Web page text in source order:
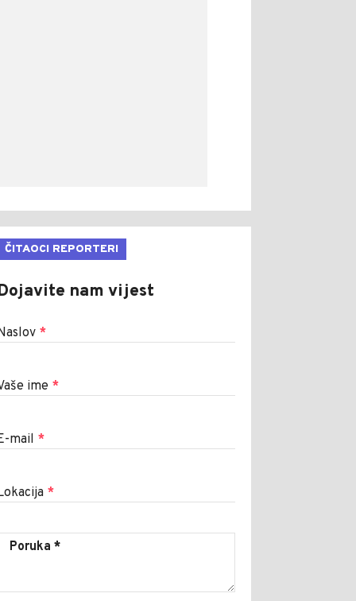
ČITAOCI REPORTERI
nam vijest
*
ime *
mail *
*